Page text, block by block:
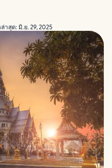
าสุด: มิ.ย. 29, 2025